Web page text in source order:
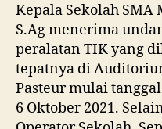
Kepala Sekolah SMA
S.Ag menerima
peralatan TIK yang
tepatnya di
Pasteur mulai
6 Oktober 2021.